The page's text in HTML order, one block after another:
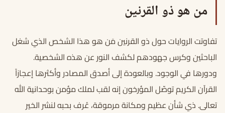
من هو ذو القرنين
تفاوتت الروايات حول ذو القرنين مَن هو هذا الشخص الذي شغل
الباحثين وكرس جهودهم لكشف النور عن هذه الشخصية.
ودورها في الوجود. وبالعودة إلى أصدق المصادر وأكثرها إعجازاً
القرآن الكريم توصّل المؤرخون إنه لقب لملك مؤمن بوحدانية الله
تعالى. ذي شأن عظيم ومكانة مرموقة، عُرف بحبه لنشر الخير